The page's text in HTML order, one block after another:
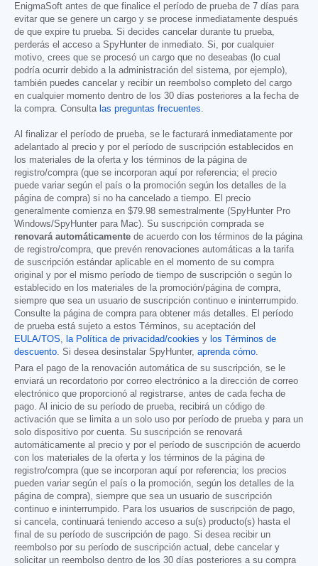
EnigmaSoft antes de que finalice el período de prueba de 7 días para
evitar que se genere un cargo y se procese inmediatamente después
de que expire tu prueba. Si decides cancelar durante tu prueba,
perderás el acceso a SpyHunter de inmediato. Si, por cualquier
motivo, crees que se procesó un cargo que no deseabas (lo cual
podría ocurrir debido a la administración del sistema, por ejemplo),
también puedes cancelar y recibir un reembolso completo del cargo
en cualquier momento dentro de los 30 días posteriores a la fecha de
la compra. Consulta las preguntas frecuentes.
Al finalizar el período de prueba, se le facturará inmediatamente por
adelantado al precio y por el período de suscripción establecidos en
los materiales de la oferta y los términos de la página de
registro/compra (que se incorporan aquí por referencia; el precio
puede variar según el país o la promoción según los detalles de la
página de compra) si no ha cancelado a tiempo. El precio
generalmente comienza en $79.98 semestralmente (SpyHunter Pro
Windows/SpyHunter para Mac). Su suscripción comprada se
renovará automáticamente de acuerdo con los términos de la página
de registro/compra, que prevén renovaciones automáticas a la tarifa
de suscripción estándar aplicable en el momento de su compra
original y por el mismo período de tiempo de suscripción o según lo
establecido en los materiales de la promoción/página de compra,
siempre que sea un usuario de suscripción continuo e ininterrumpido.
Consulte la página de compra para obtener más detalles. El período
de prueba está sujeto a estos Términos, su aceptación del
EULA/TOS, la Política de privacidad/cookies y los Términos de
descuento. Si desea desinstalar SpyHunter, aprenda cómo.
Para el pago de la renovación automática de su suscripción, se le
enviará un recordatorio por correo electrónico a la dirección de correo
electrónico que proporcionó al registrarse, antes de cada fecha de
pago. Al inicio de su período de prueba, recibirá un código de
activación que se limita a un solo uso por período de prueba y para un
solo dispositivo por cuenta. Su suscripción se renovará
automáticamente al precio y por el período de suscripción de acuerdo
con los materiales de la oferta y los términos de la página de
registro/compra (que se incorporan aquí por referencia; los precios
pueden variar según el país o la promoción, según los detalles de la
página de compra), siempre que sea un usuario de suscripción
continuo e ininterrumpido. Para los usuarios de suscripción de pago,
si cancela, continuará teniendo acceso a su(s) producto(s) hasta el
final de su período de suscripción de pago. Si desea recibir un
reembolso por su período de suscripción actual, debe cancelar y
solicitar un reembolso dentro de los 30 días posteriores a su compra